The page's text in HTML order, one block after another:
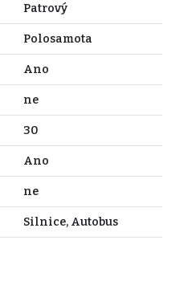
Patrový
Polosamota
Ano
ne
30
Ano
ne
Silnice, Autobus